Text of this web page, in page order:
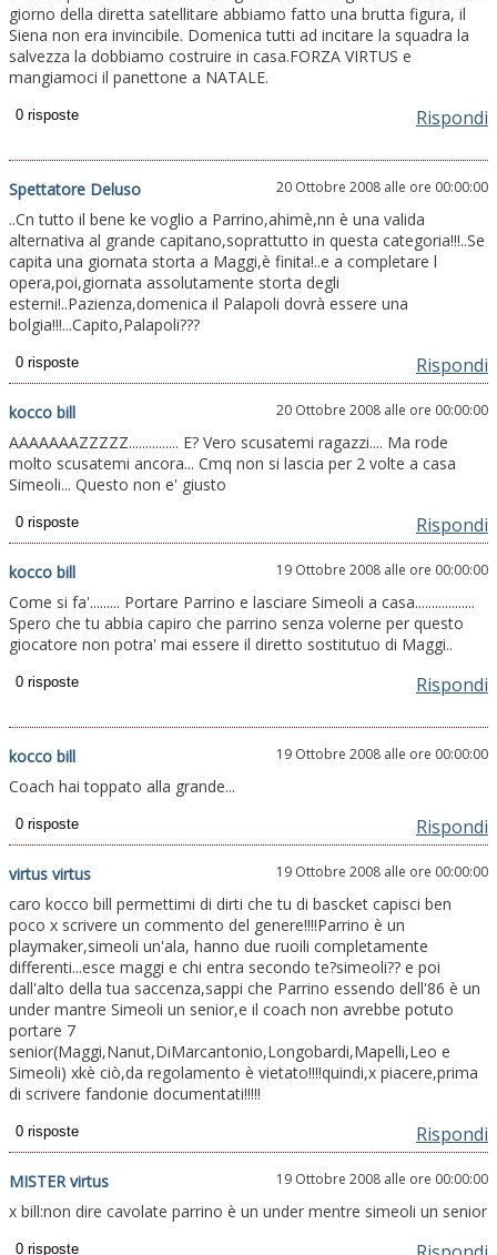
giorno della diretta satellitare abbiamo fatto una brutta figura, il
Siena non era invincibile. Domenica tutti ad incitare la squadra la
salvezza la dobbiamo costruire in casa.FORZA VIRTUS e
mangiamoci il panettone a NATALE.
Rispondi
Spettatore Deluso 20 Ottobre 2008 alle ore 00:00:00
..Cn tutto il bene ke voglio a Parrino,ahimè,nn è una valida
alternativa al grande capitano,soprattutto in questa categoria!!!..Se
capita una giornata storta a Maggi,è finita!..e a completare l
opera,poi,giornata assolutamente storta degli
esterni!..Pazienza,domenica il Palapoli dovrà essere una
bolgia!!!...Capito,Palapoli???
Rispondi
kocco bill 20 Ottobre 2008 alle ore 00:00:00
AAAAAAAZZZZZ............... E? Vero scusatemi ragazzi.... Ma rode
molto scusatemi ancora... Cmq non si lascia per 2 volte a casa
Simeoli... Questo non e' giusto
Rispondi
kocco bill 19 Ottobre 2008 alle ore 00:00:00
Come si fa'......... Portare Parrino e lasciare Simeoli a casa..................
Spero che tu abbia capiro che parrino senza volerne per questo
giocatore non potra' mai essere il diretto sostitutuo di Maggi..
Rispondi
kocco bill 19 Ottobre 2008 alle ore 00:00:00
Coach hai toppato alla grande...
Rispondi
virtus virtus 19 Ottobre 2008 alle ore 00:00:00
caro kocco bill permettimi di dirti che tu di bascket capisci ben
poco x scrivere un commento del genere!!!!Parrino è un
playmaker,simeoli un'ala, hanno due ruoili completamente
differenti...esce maggi e chi entra secondo te?simeoli?? e poi
dall'alto della tua saccenza,sappi che Parrino essendo dell'86 è un
under mantre Simeoli un senior,e il coach non avrebbe potuto
portare 7
senior(Maggi,Nanut,DiMarcantonio,Longobardi,Mapelli,Leo e
Simeoli) xkè ciò,da regolamento è vietato!!!!quindi,x piacere,prima
di scrivere fandonie documentati!!!!!
Rispondi
MISTER virtus 19 Ottobre 2008 alle ore 00:00:00
x bill:non dire cavolate parrino è un under mentre simeoli un senior